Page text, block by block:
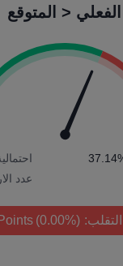
الفعلي < المتوقع
عدد
Points (0.00%)